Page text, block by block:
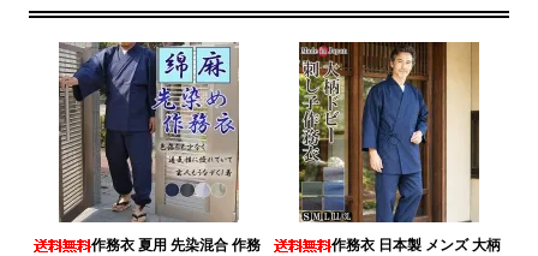
作務衣 夏用 先染混合 作務
作務衣 日本製 メンズ 大柄